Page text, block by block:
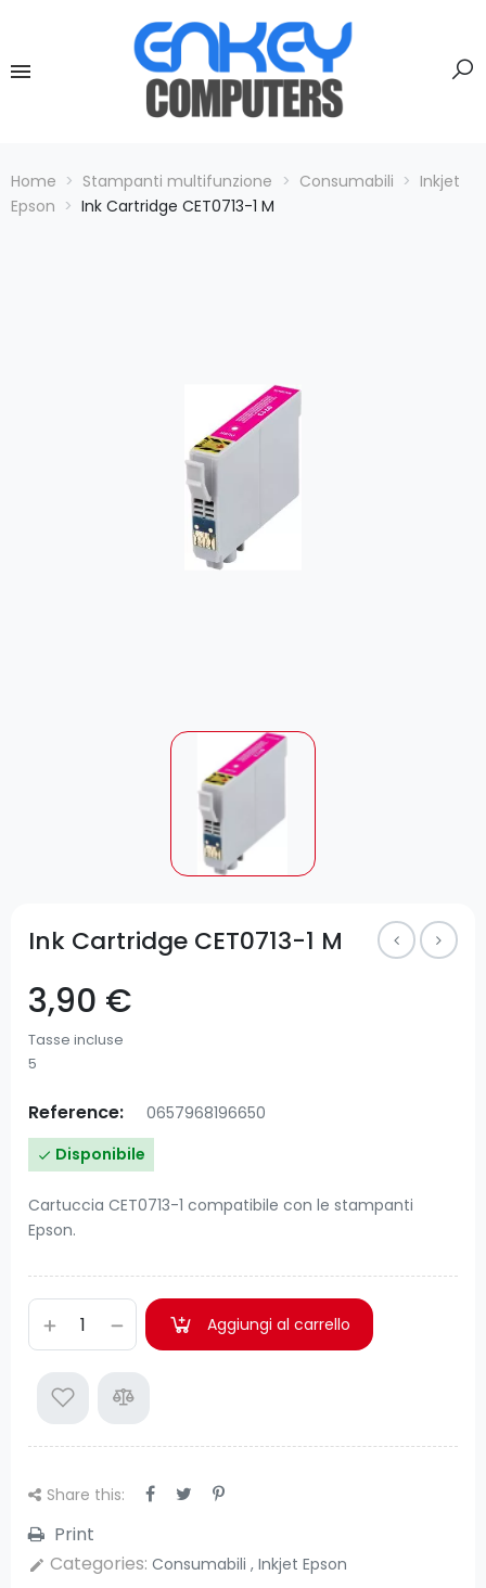
Home Stampanti multifunzione Consumabili
Inkjet
Epson
Ink Cartridge CET0713-1 M
Ink Cartridge CET0713-1 M
3,90 €
Tasse incluse
5
Reference: 0657968196650
 Disponibile
Cartuccia CET0713-1 compatibile con le stampanti
Epson.
Aggiungi al carrello
Share this:
Print
edit Categories: Consumabili , Inkjet Epson